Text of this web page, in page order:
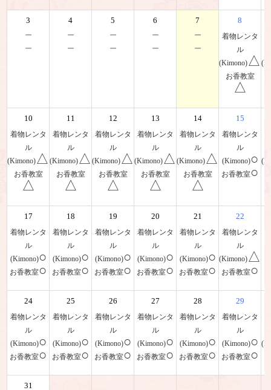
3
－
－
4
－
－
5
－
－
6
－
－
7
－
－
8
着物レンタ
ル
(Kimono) △
お香教室
△
10
着物レンタ
ル
(Kimono) △
お香教室
△
11
着物レンタ
ル
(Kimono) △
お香教室
△
12
着物レンタ
ル
(Kimono) △
お香教室
△
13
着物レンタ
ル
(Kimono) △
お香教室
△
14
着物レンタ
ル
(Kimono) △
お香教室
△
15
着物レンタ
ル
(Kimono)○
お香教室○
17
着物レンタ
ル
(Kimono)○
お香教室○
18
着物レンタ
ル
(Kimono)○
お香教室○
19
着物レンタ
ル
(Kimono)○
お香教室○
20
着物レンタ
ル
(Kimono)○
お香教室○
21
着物レンタ
ル
(Kimono)○
お香教室○
22
着物レンタ
ル
(Kimono) △
お香教室○
24
着物レンタ
ル
(Kimono)○
お香教室○
25
着物レンタ
ル
(Kimono)○
お香教室○
26
着物レンタ
ル
(Kimono)○
お香教室○
27
着物レンタ
ル
(Kimono)○
お香教室○
28
着物レンタ
ル
(Kimono)○
お香教室○
29
着物レンタ
ル
(Kimono)○
お香教室○
31